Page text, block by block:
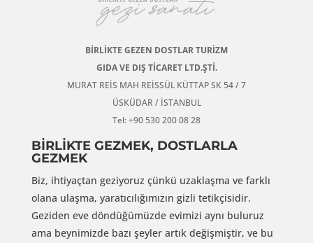
BİRLİKTE GEZEN DOSTLAR TURİZM
GIDA VE DIŞ TİCARET LTD.ŞTİ.
MURAT REİS MAH REİSSÜL KÜTTAP SK 54 / 7
ÜSKÜDAR / İSTANBUL
Tel: +90 530 200 08 28
BİRLİKTE GEZMEK, DOSTLARLA
GEZMEK
Biz, ihtiyaçtan geziyoruz çünkü uzaklaşma ve farklı
olana ulaşma, yaratıcılığımızın gizli tetikçisidir.
Geziden eve döndüğümüzde evimizi aynı buluruz
ama beynimizde bazı şeyler artık değişmiştir, ve bu